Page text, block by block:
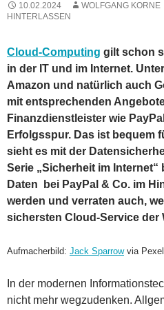
10.02.2024 WOLFGANG KORNE
HINTERLASSEN
Cloud-Computing gilt schon
in der IT und im Internet.
Amazon und natürlich auch
mit entsprechenden
Finanzdienstleister wie
Erfolgsspur. Das ist bequem
sieht es mit der
Serie „Sicherheit im Internet“
Daten bei PayPal & Co. im
werden und verraten auch,
sichersten Cloud-Service der
Aufmacherbild: Jack Sparrowvia
In der modernen
nicht mehr wegzudenken.